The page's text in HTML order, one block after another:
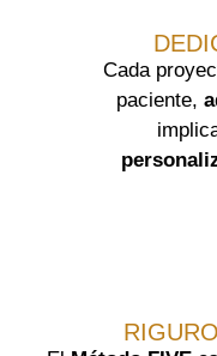
Cada
paciente,